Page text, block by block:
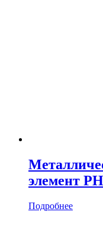
элемент
Подробнее